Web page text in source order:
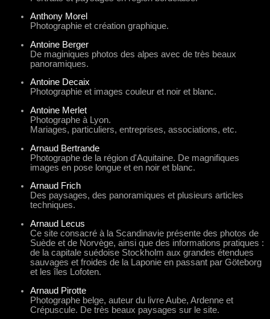
Anthony Morel
Photographie et création graphique.
Antoine Berger
De maginiques photos des alpes avec de très beaux
panoramiques.
Antoine Decaix
Photographie et images couleur et noir et blanc.
Antoine Merlet
Photographe à Lyon.
Mariages, particuliers, entreprises, associations, etc.
Arnaud Bertrande
Photographe de la région d'Aquitaine. De magnifiques
images en pose longue et en noir et blanc.
Arnaud Frich
Des paysages, des panoramiques et plusieurs articles
techniques.
Arnaud Lecus
Ce site consacré à la Scandinavie présente des photos de
Suède et de Norvège, ainsi que des informations pratiques :
de la capitale suédoise Stockholm aux grandes étendues
sauvages et froides de la Laponie en passant par Göteborg
et les îles Lofoten.
Arnaud Pirotte
Photographe belge, auteur du livre Aube, Ardenne et
Crépuscule. De très beaux paysages sur le site.